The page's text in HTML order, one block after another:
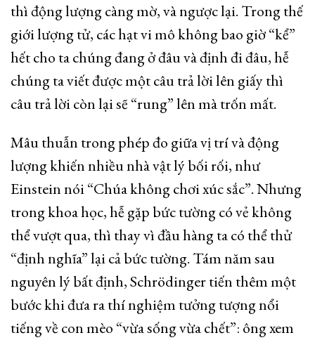
thì động lượng càng mờ, và ngược lại. Trong thế
giới lượng tử, các hạt vi mô không bao giờ “kể”
hết cho ta chúng đang ở đâu và định đi đâu, hễ
chúng ta viết được một câu trả lời lên giấy thì
câu trả lời còn lại sẽ “rung” lên mà trốn mất.
Mâu thuẫn trong phép đo giữa vị trí và động
lượng khiến nhiều nhà vật lý bối rối, như
Einstein nói “Chúa không chơi xúc sắc”. Nhưng
trong khoa học, hễ gặp bức tường có vẻ không
thể vượt qua, thì thay vì đầu hàng ta có thể thử
“định nghĩa” lại cả bức tường. Tám năm sau
nguyên lý bất định, Schrödinger tiến thêm một
bước khi đưa ra thí nghiệm tưởng tượng nổi
tiếng về con mèo “vừa sống vừa chết”: ông xem